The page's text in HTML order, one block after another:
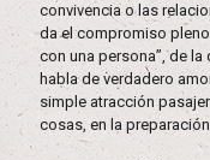
convivencia o las
da el compromiso
con una persona”, de
habla de verdadero
simple atracción
cosas, en la